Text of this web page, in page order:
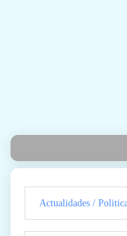
Actualidades /